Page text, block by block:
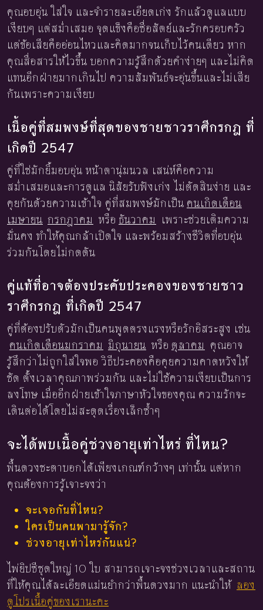
คุณอบอุ่น ใส่ใจ และจำรายละเอียดเก่ง รักแล้วดูแลแบบ
เงียบๆ แต่สม่ำเสมอ จุดแข็งคือซื่อสัตย์และรักครอบครัว
แต่ข้อเสียคืออ่อนไหวและคิดมากจนเก็บไว้คนเดียว หาก
คุณสื่อสารให้ไวขึ้น บอกความรู้สึกด้วยคำง่ายๆ และไม่คิด
แทนอีกฝ่ายมากเกินไป ความสัมพันธ์จะอุ่นขึ้นและไม่เสีย
กันเพราะความเงียบ
เนื้อคู่ที่สมพงษ์ที่สุดของชายชาวราศีกรกฎ ที่
เกิดปี 2547
คู่ที่ใช่มักยิ้มอบอุ่น หน้าตานุ่มนวล เสน่ห์คือความ
สม่ำเสมอและการดูแล นิสัยรับฟังเก่ง ไม่ตัดสินง่าย และ
คุยกันด้วยความเข้าใจ คู่ที่สมพงษ์มักเป็น คนเกิดเดือน
เมษายน กรกฎาคม หรือ ธันวาคม เพราะช่วยเติมความ
มั่นคง ทำให้คุณกล้าเปิดใจ และพร้อมสร้างชีวิตที่อบอุ่น
ร่วมกันโดยไม่กดดัน
คู่แท้ที่อาจต้องประคับประคองของชายชาว
ราศีกรกฎ ที่เกิดปี 2547
คู่ที่ต้องปรับตัวมักเป็นคนพูดตรงแรงหรือรักอิสระสูง เช่น
คนเกิดเดือนมกราคม มิถุนายน หรือ ตุลาคม คุณอาจ
รู้สึกว่าไม่ถูกใส่ใจพอ วิธีประคองคือคุยความคาดหวังให้
ชัด ตั้งเวลาคุณภาพร่วมกัน และไม่ใช้ความเงียบเป็นการ
ลงโทษ เมื่ออีกฝ่ายเข้าใจภาษาหัวใจของคุณ ความรักจะ
เดินต่อได้โดยไม่สะดุดเรื่องเล็กซ้ำๆ
จะได้พบเนื้อคู่ช่วงอายุเท่าไหร่ ที่ไหน?
พื้นดวงชะตาบอกได้เพียงเกณฑ์กว้างๆ เท่านั้น แต่หาก
คุณต้องการรู้เจาะจงว่า
จะเจอกันที่ไหน?
ใครเป็นคนพามารู้จัก?
ช่วงอายุเท่าไหร่กันแน่?
ไพ่ยิปซีชุดใหญ่ 10 ใบ สามารถเจาะจงช่วงเวลาและสถาน
ที่ให้คุณได้ละเอียดแม่นยำกว่าพื้นดวงมาก แนะนำให้ ลอง
ดูโปรเนื้อคู่ของเรานะคะ